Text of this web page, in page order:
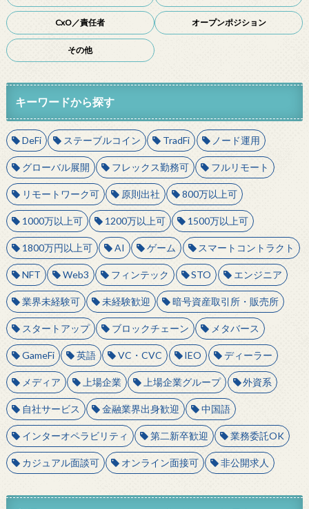
CxO／責任者 オープンポジション
その他
キーワードから探す
DeFi ステーブルコイン TradFi ノード運用
グローバル展開 フレックス勤務可 フルリモート
リモートワーク可 原則出社 800万以上可
1000万以上可 1200万以上可 1500万以上可
1800万円以上可 AI ゲーム スマートコントラクト
NFT Web3 フィンテック STO エンジニア
業界未経験可 未経験歓迎 暗号資産取引所・販売所
スタートアップ ブロックチェーン メタバース
GameFi 英語 VC・CVC IEO ディーラー
メディア 上場企業 上場企業グループ 外資系
自社サービス 金融業界出身歓迎 中国語
インターオペラビリティ 第二新卒歓迎 業務委託OK
カジュアル面談可 オンライン面接可 非公開求人